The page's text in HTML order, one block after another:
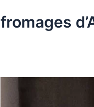
fromages